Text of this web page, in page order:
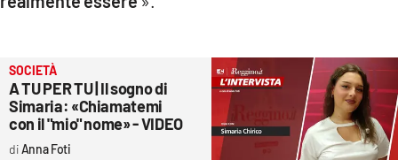
SOCIETÀ
A TU PER TU | Il sogno di
Simaria: «Chiamatemi
con il "mio" nome» - VIDEO
Anna Foti